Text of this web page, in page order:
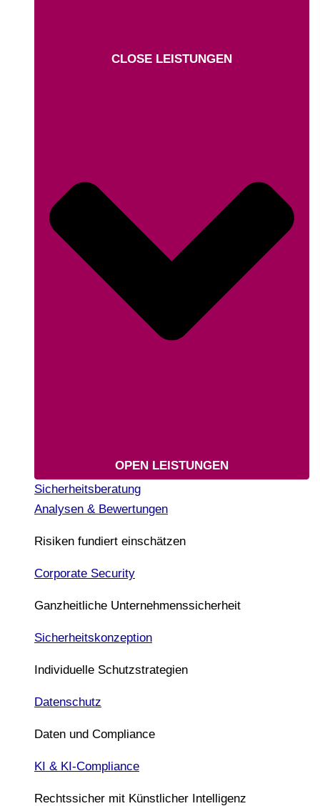
CLOSE LEISTUNGEN
OPEN LEISTUNGEN
Sicherheitsberatung
Analysen & Bewertungen
Risiken fundiert einschätzen
Corporate Security
Ganzheitliche Unternehmenssicherheit
Sicherheitskonzeption
Individuelle Schutzstrategien
Datenschutz
Daten und Compliance
KI & KI-Compliance
Rechtssicher mit Künstlicher Intelligenz